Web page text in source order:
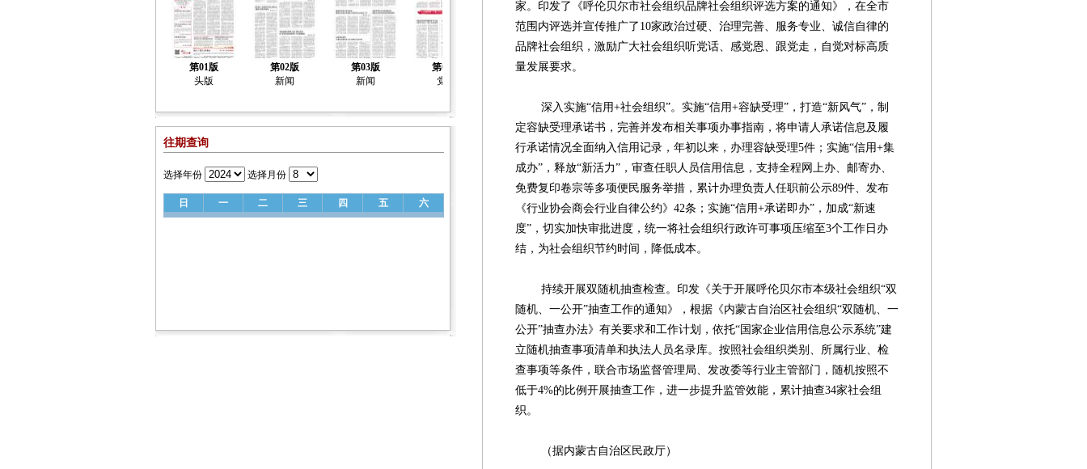
第01版
头版
第02版
新闻
第03版
新闻
第04版
党建
第05版
往期查询
选择年份 选择月份
日 一 二 三 四 五 六
家。印发了《呼伦贝尔市社会组织品牌社会组织评选方案的通知》，在全市
范围内评选并宣传推广了10家政治过硬、治理完善、服务专业、诚信自律的
品牌社会组织，激励广大社会组织听党话、感党恩、跟党走，自觉对标高质
量发展要求。
深入实施“信用+社会组织”。实施“信用+容缺受理”，打造“新风气”，制
定容缺受理承诺书，完善并发布相关事项办事指南，将申请人承诺信息及履
行承诺情况全面纳入信用记录，年初以来，办理容缺受理5件；实施“信用+集
成办”，释放“新活力”，审查任职人员信用信息，支持全程网上办、邮寄办、
免费复印卷宗等多项便民服务举措，累计办理负责人任职前公示89件、发布
《行业协会商会行业自律公约》42条；实施“信用+承诺即办”，加成“新速
度”，切实加快审批进度，统一将社会组织行政许可事项压缩至3个工作日办
结，为社会组织节约时间，降低成本。
持续开展双随机抽查检查。印发《关于开展呼伦贝尔市本级社会组织“双
随机、一公开”抽查工作的通知》，根据《内蒙古自治区社会组织“双随机、一
公开”抽查办法》有关要求和工作计划，依托“国家企业信用信息公示系统”建
立随机抽查事项清单和执法人员名录库。按照社会组织类别、所属行业、检
查事项等条件，联合市场监督管理局、发改委等行业主管部门，随机按照不
低于4%的比例开展抽查工作，进一步提升监管效能，累计抽查34家社会组
织。
（据内蒙古自治区民政厅）